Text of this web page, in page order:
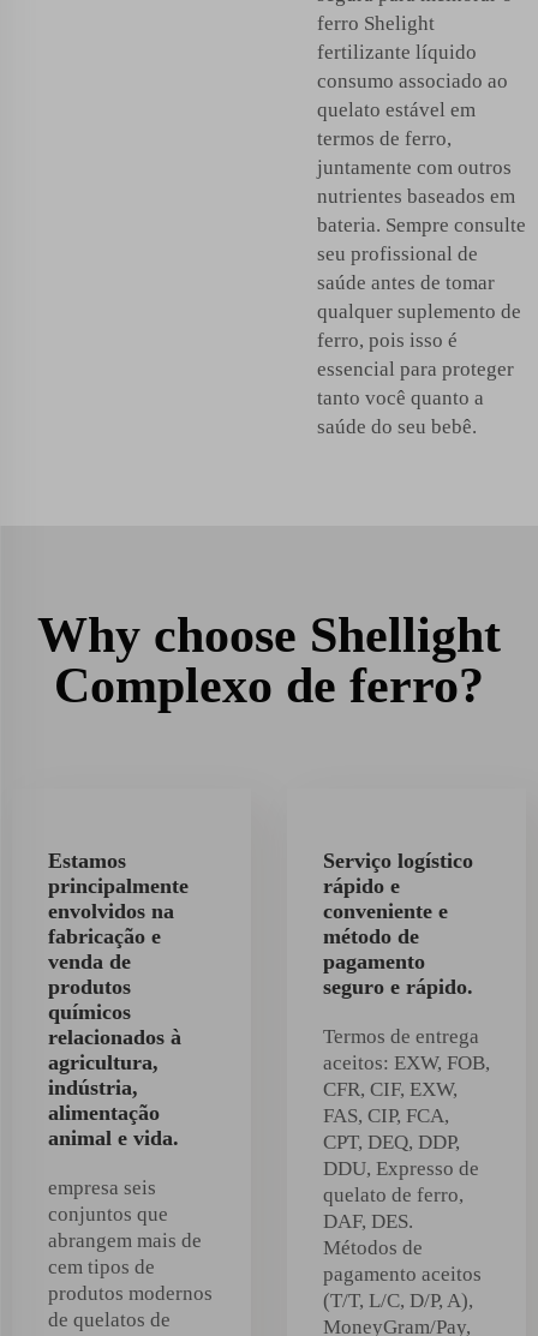
ferro Shelight
fertilizante líquido
consumo associado ao
quelato estável em
termos de ferro,
juntamente com outros
nutrientes baseados em
bateria. Sempre consulte
seu profissional de
saúde antes de tomar
qualquer suplemento de
ferro, pois isso é
essencial para proteger
tanto você quanto a
saúde do seu bebê.
Why choose Shellight
Complexo de ferro?
Estamos
principalmente
envolvidos na
fabricação e
venda de
produtos
químicos
relacionados à
agricultura,
indústria,
alimentação
animal e vida.
empresa seis
conjuntos que
abrangem mais de
cem tipos de
produtos modernos
de quelatos de
Serviço logístico
rápido e
conveniente e
método de
pagamento
seguro e rápido.
Termos de entrega
aceitos: EXW, FOB,
CFR, CIF, EXW,
FAS, CIP, FCA,
CPT, DEQ, DDP,
DDU, Expresso de
quelato de ferro,
DAF, DES.
Métodos de
pagamento aceitos
(T/T, L/C, D/P, A),
MoneyGram/Pay,